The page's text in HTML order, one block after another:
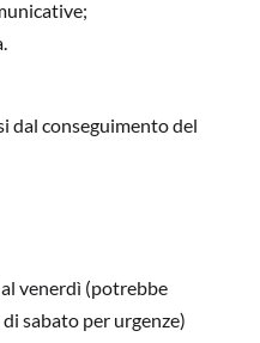
dal conseguimento del
venerdì (potrebbe
sabato per urgenze)